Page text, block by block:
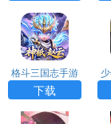
格斗三国志手游
折扣版
下载